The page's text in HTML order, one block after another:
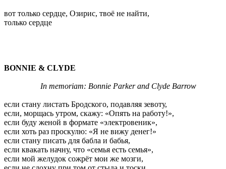
вот только сердце, Озирис, твоё не найти,
только сердце
BONNIE & CLYDE
In memoriam: Bonnie Parker and Clyde Barrow
если стану листать Бродского, подавляя зевоту,
если, морщась утром, скажу: «Опять на работу!»,
если буду женой в формате «электровеник»,
если хоть раз проскулю: «Я не вижу денег!»
eсли стану писать для бабла и бабья,
если квакать начну, что «семья есть семья»,
если мой желудок сожрёт мои же мозги,